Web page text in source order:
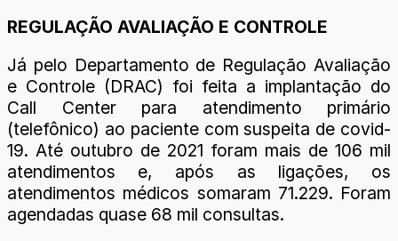
REGULAÇÃO AVALIAÇÃO E CONTROLE
Já pelo Departamento de Regulação Avaliação
e Controle (DRAC) foi feita a implantação do
Call Center para atendimento primário
(telefônico) ao paciente com suspeita de covid-
19. Até outubro de 2021 foram mais de 106 mil
atendimentos e, após as ligações, os
atendimentos médicos somaram 71.229. Foram
agendadas quase 68 mil consultas.